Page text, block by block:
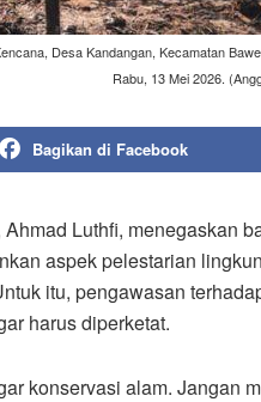
Desa Kandangan, Kecamatan
Rabu, 13 Mei 2026.
Bagikan di Facebook
Luthfi, menegaskan
aspek pelestarian
itu, pengawasan
harus diperketat.
konservasi alam. Jangan